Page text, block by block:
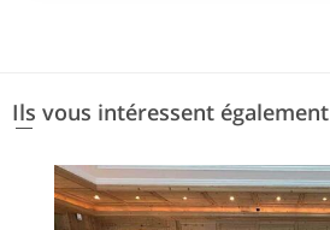
Ils vous intéressent également